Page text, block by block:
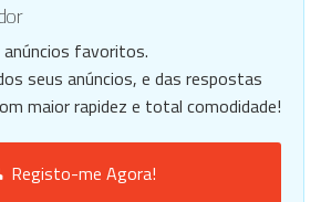
anúncios favoritos.
seus anúncios, e das respostas
maior rapidez e total comodidade!
Registo-me Agora!